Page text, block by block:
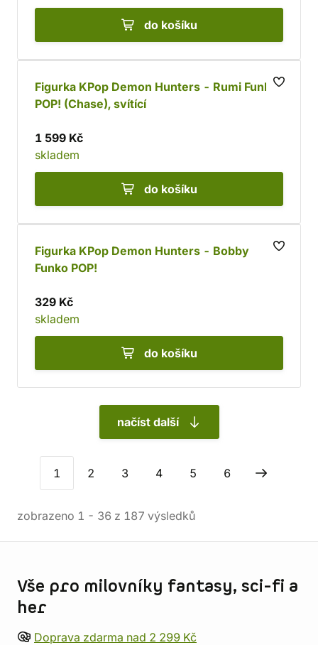
do košíku
Figurka KPop Demon Hunters - Rumi Funko
POP! (Chase), svítící
1 599 Kč
skladem
do košíku
Figurka KPop Demon Hunters - Bobby
Funko POP!
329 Kč
skladem
do košíku
načíst další
1 2 3 4 5 6
zobrazeno 1 - 36 z 187 výsledků
Vše pro milovníky fantasy, sci-fi a
her
Doprava zdarma nad 2 299 Kč